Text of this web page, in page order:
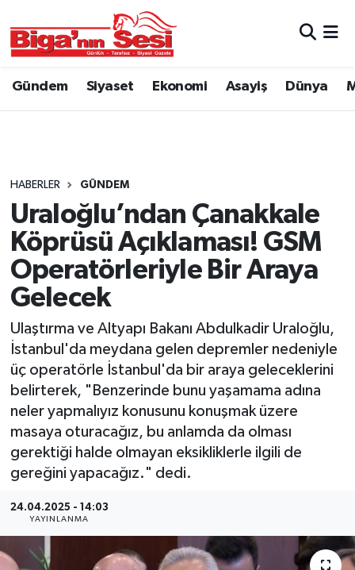
Gündem Siyaset Ekonomi Asayiş Dünya
HABERLER GÜNDEM
Uraloğlu’ndan Çanakkale
Köprüsü Açıklaması! GSM
Operatörleriyle Bir Araya
Gelecek
Ulaştırma ve Altyapı Bakanı Abdulkadir Uraloğlu,
İstanbul'da meydana gelen depremler nedeniyle
üç operatörle İstanbul'da bir araya geleceklerini
belirterek, "Benzerinde bunu yaşamama adına
neler yapmalıyız konusunu konuşmak üzere
masaya oturacağız, bu anlamda da olması
gerektiği halde olmayan eksikliklerle ilgili de
gereğini yapacağız." dedi.
24.04.2025 - 14:03
YAYINLANMA
Asayiş
Belediye
Dünya
Eğitim
Ekonomi
Genel
Gündem
Hava Durumu
İlan
Kültür Sanat
Çanakkale Hava Durumu
Tüm Manşetler
Son Dakika Haberleri
Haber Arşivi